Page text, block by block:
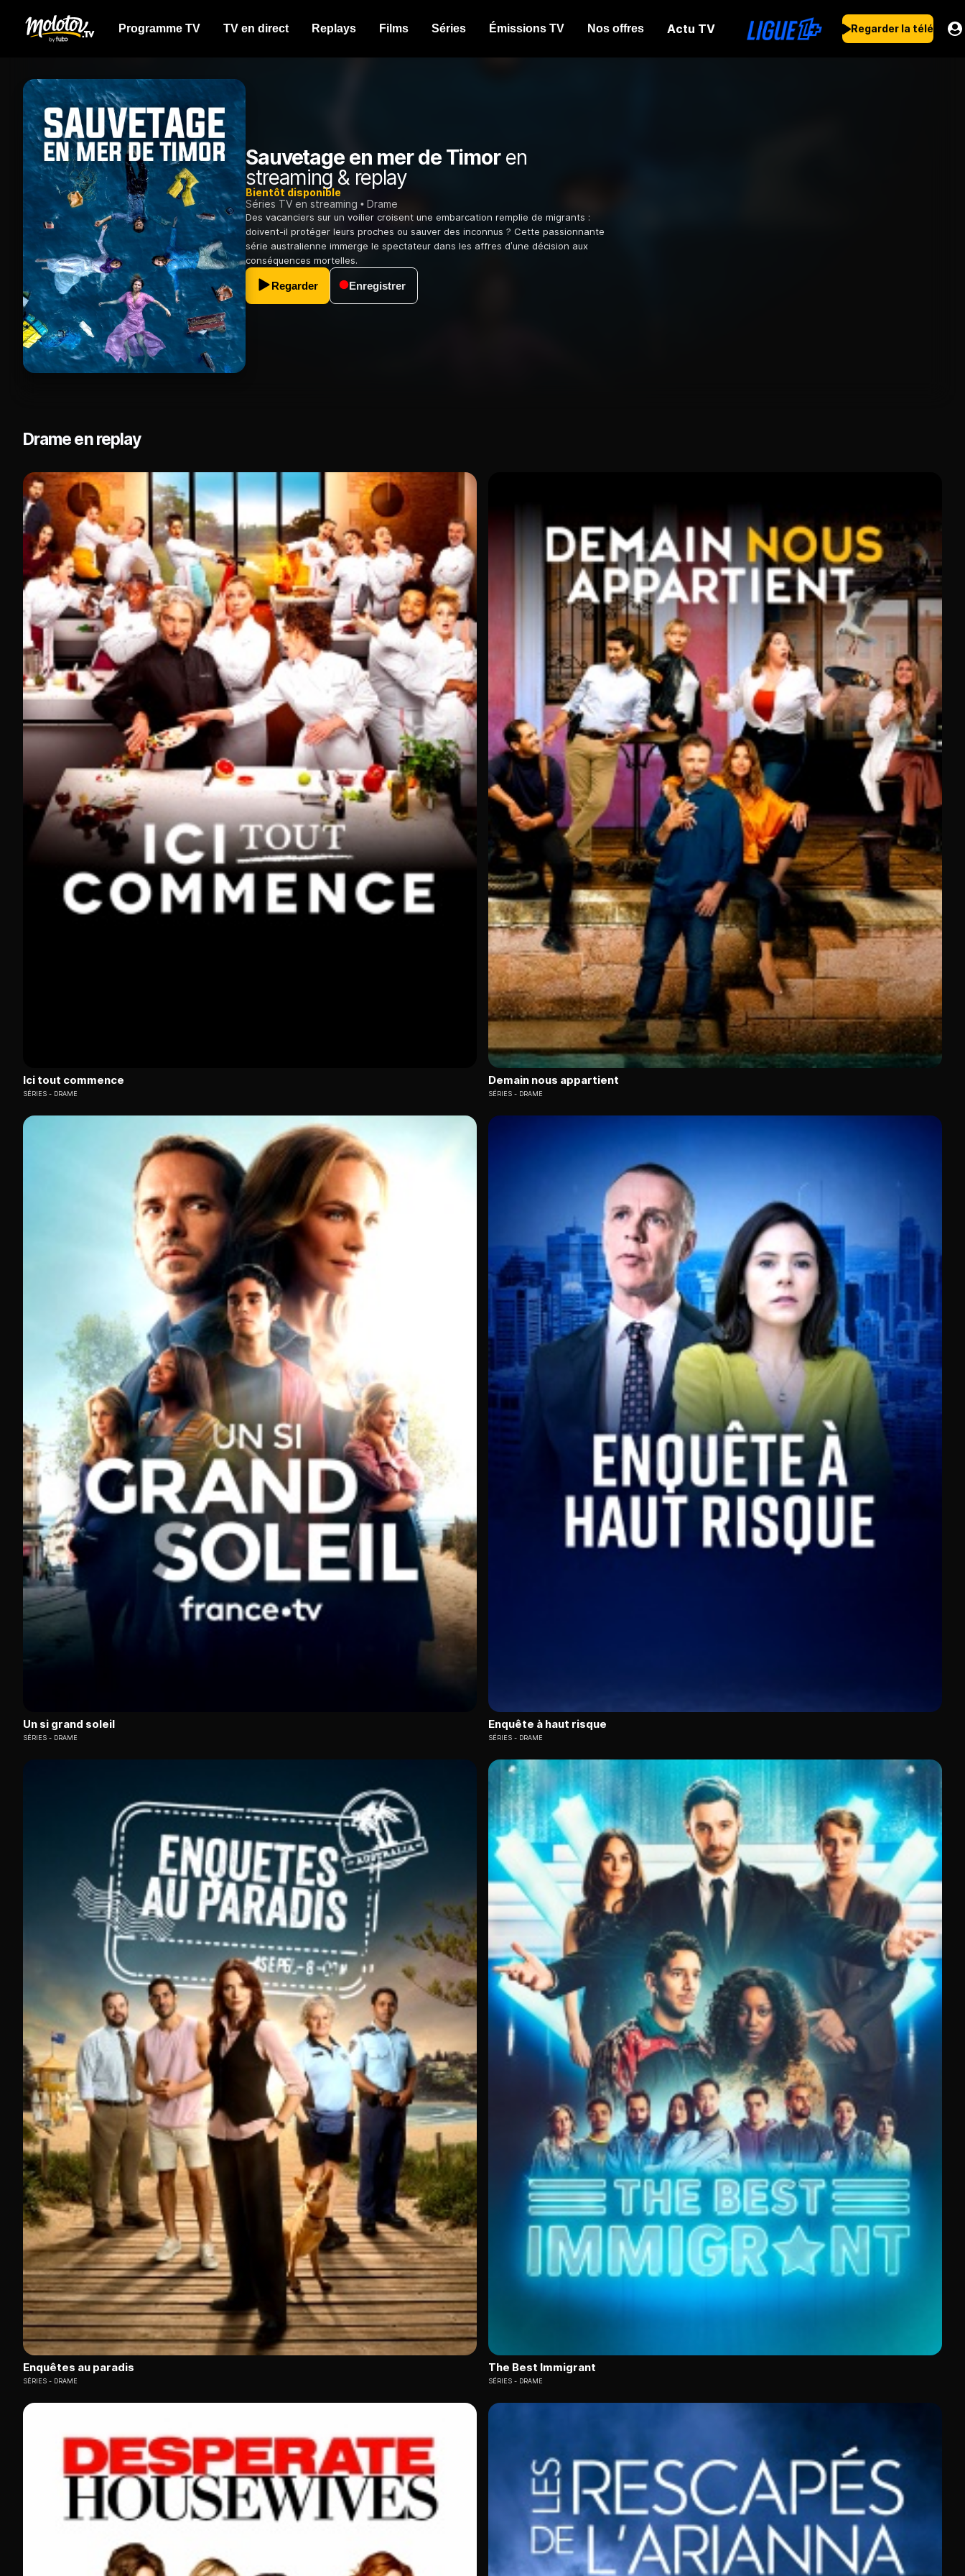
Programme TV TV en direct Replays Films Séries Émissions TV Nos offres Actu TV Regarder la télé
Sauvetage en mer de Timoren
streaming & replay
Bientôt disponible
Séries TV en streaming
Drame
Des vacanciers sur un voilier croisent une embarcation remplie de migrants :
doivent-il protéger leurs proches ou sauver des inconnus ? Cette passionnante
série australienne immerge le spectateur dans les affres d’une décision aux
conséquences mortelles.
Regarder Enregistrer
Drame en replay
Ici tout commence
SÉRIES DRAME
Demain nous appartient
SÉRIES DRAME
Un si grand soleil
SÉRIES DRAME
Enquête à haut risque
SÉRIES DRAME
Enquêtes au paradis
SÉRIES DRAME
The Best Immigrant
SÉRIES DRAME